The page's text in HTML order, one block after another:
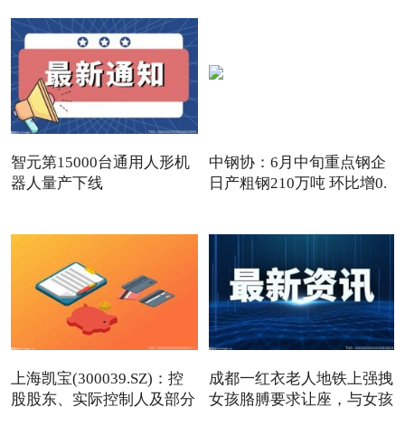
智元第15000台通用人形机
器人量产下线
中钢协：6月中旬重点钢企
日产粗钢210万吨 环比增0.
上海凯宝(300039.SZ)：控
股股东、实际控制人及部分
成都一红衣老人地铁上强拽
女孩胳膊要求让座，与女孩